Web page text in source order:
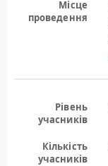
Місце
проведення
Рівень
учасників
Кількість
учасників